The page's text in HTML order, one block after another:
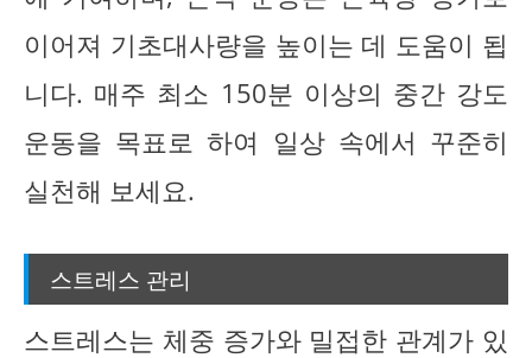
이어져 기초대사량을 높이는 데 도움이 됩
니다. 매주 최소 150분 이상의 중간 강도
운동을 목표로 하여 일상 속에서 꾸준히
실천해 보세요.
스트레스 관리
스트레스는 체중 증가와 밀접한 관계가 있